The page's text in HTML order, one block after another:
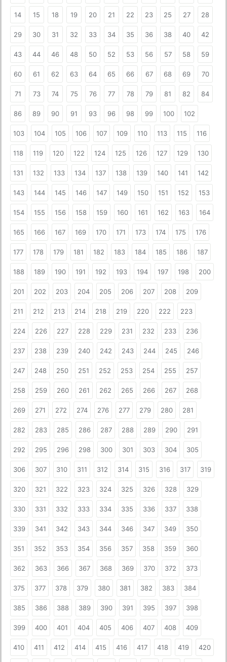
14 15 18 19 20 21 22 23 25 27 28
29 30 31 32 33 34 35 36 38 40 42
43 44 46 48 50 52 53 56 57 58 59
60 61 62 63 64 65 66 67 68 69 70
71 73 74 75 76 77 78 79 81 82 84
86 89 90 91 93 96 98 99 100 102
103 104 105 106 107 109 110 113 115 116
118 119 120 122 124 125 126 127 129 130
131 132 133 134 137 138 139 140 141 142
143 144 145 146 147 149 150 151 152 153
154 155 156 158 159 160 161 162 163 164
165 166 167 169 170 171 173 174 175 176
177 178 179 181 182 183 184 185 186 187
188 189 190 191 192 193 194 197 198 200
201 202 203 204 205 206 207 208 209
211 212 213 214 218 219 220 222 223
224 226 227 228 229 231 232 233 236
237 238 239 240 242 243 244 245 246
247 248 250 251 252 253 254 255 257
258 259 260 261 262 265 266 267 268
269 271 272 274 276 277 279 280 281
282 283 285 286 287 288 289 290 291
292 295 296 298 300 301 303 304 305
306 307 310 311 312 314 315 316 317 319
320 321 322 323 324 325 326 328 329
330 331 332 333 334 335 336 337 338
339 341 342 343 344 346 347 349 350
351 352 353 354 356 357 358 359 360
362 363 366 367 368 369 370 372 373
375 377 378 379 380 381 382 383 384
385 386 388 389 390 391 395 397 398
399 400 401 404 405 406 407 408 409
410 411 412 414 415 416 417 418 419 420